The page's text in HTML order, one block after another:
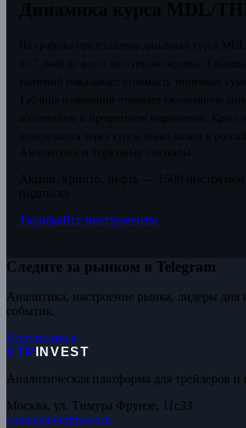
ТарифыВсе инструменты
Следите за рынком в Telegram
Аналитика, настроение рынка, лидеры дня
события.
Подписаться
ETP
INVEST
Аналитическая платформа для трейдеров и
Москва, ул. Тимура Фрунзе, 11с33
contact@etpinvest.ru